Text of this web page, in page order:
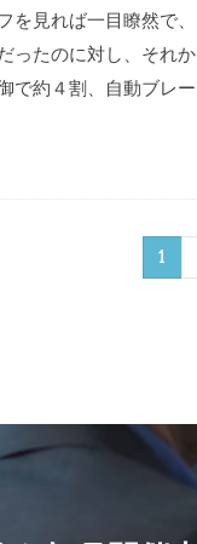
を見れば一目瞭然で、
ったのに対し、それか
で約４割、自動ブレー
1